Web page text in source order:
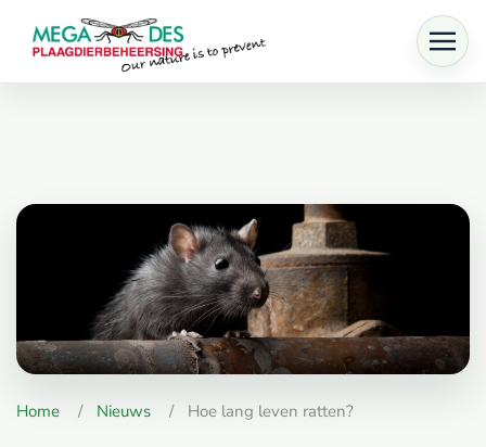
Skip to main content
Home Nieuws Hoe lang leven ratten?